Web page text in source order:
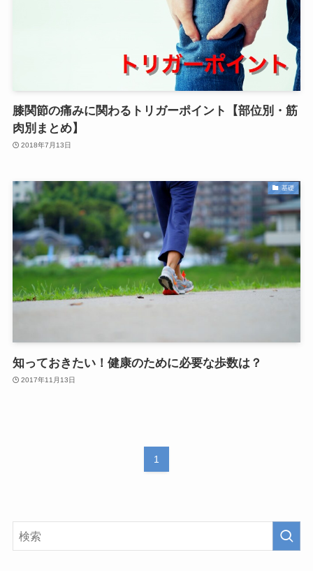
膝関節の痛みに関わるトリガーポイント【部位別・筋
肉別まとめ】
2018年7月13日
基礎
知っておきたい！健康のために必要な歩数は？
2017年11月13日
1